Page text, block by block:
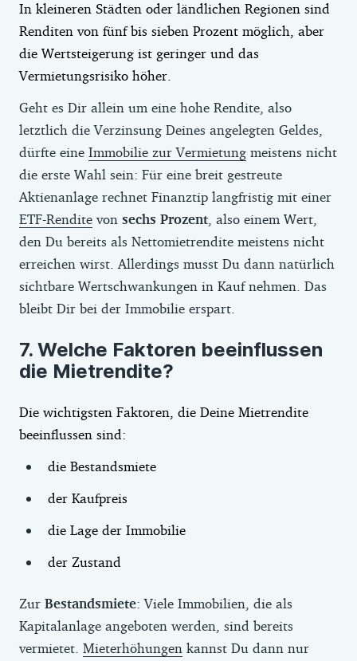
In kleineren Städten oder ländlichen Regionen sind
Renditen von fünf bis sieben Prozent möglich, aber
die Wertsteigerung ist geringer und das
Vermietungsrisiko höher.
Geht es Dir allein um eine hohe Rendite, also
letztlich die Verzinsung Deines angelegten Geldes,
dürfte eine Immobilie zur Vermietung meistens nicht
die erste Wahl sein: Für eine breit gestreute
Aktienanlage rechnet Finanztip langfristig mit einer
ETF-Rendite von sechs Prozent , also einem Wert,
den Du bereits als Nettomietrendite meistens nicht
erreichen wirst. Allerdings musst Du dann natürlich
sichtbare Wertschwankungen in Kauf nehmen. Das
bleibt Dir bei der Immobilie erspart.
Welche Faktoren beeinflussen
die Mietrendite?
Die wichtigsten Faktoren, die Deine Mietrendite
beeinflussen sind:
die Bestandsmiete
der Kaufpreis
die Lage der Immobilie
der Zustand
Zur Bestandsmiete: Viele Immobilien, die als
Kapitalanlage angeboten werden, sind bereits
vermietet. Mieterhöhungen kannst Du dann nur